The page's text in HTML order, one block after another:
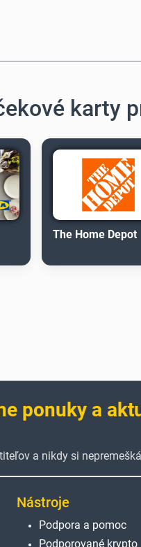
karty
The Home Depot
ponuky a
a nikdy si
Nástroje
Podpora a pomoc
Podporované krypto